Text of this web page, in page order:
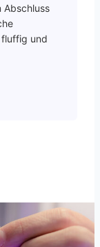
Abschluss
fluffig und